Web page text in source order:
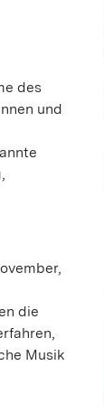
des
und
die
Musik